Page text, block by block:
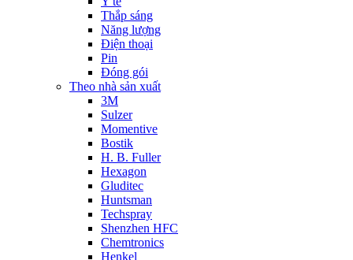
Thắp sáng
Năng lượng
Điện thoại
Pin
Đóng gói
Theo nhà sản xuất
3M
Sulzer
Momentive
Bostik
H. B. Fuller
Hexagon
Gluditec
Huntsman
Techspray
Shenzhen HFC
Chemtronics
Henkel